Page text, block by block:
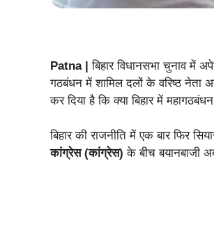
Patna | बिहार विधानसभा चुनाव में
गठबंधन में शामिल दलों के वरिष्ठ नेता
कर दिया है कि क्या बिहार में
बिहार की राजनीति में एक बार फिर
कांग्रेस (कांग्रेस) के बीच बयानबाजी